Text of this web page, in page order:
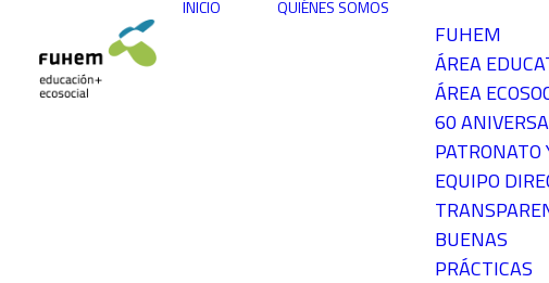
INICIO QUIÉNES SOMOS
FUHEM
ÁREA
ÁREA
60
PATRONATO
EQUIPO
BUENAS
PRÁCTICAS